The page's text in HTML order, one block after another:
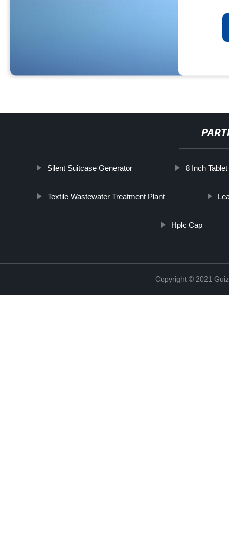
Silent Suitcase Generator 8 Inch
Textile Wastewater Treatment Plant
Hplc Cap
Copyright © 2021